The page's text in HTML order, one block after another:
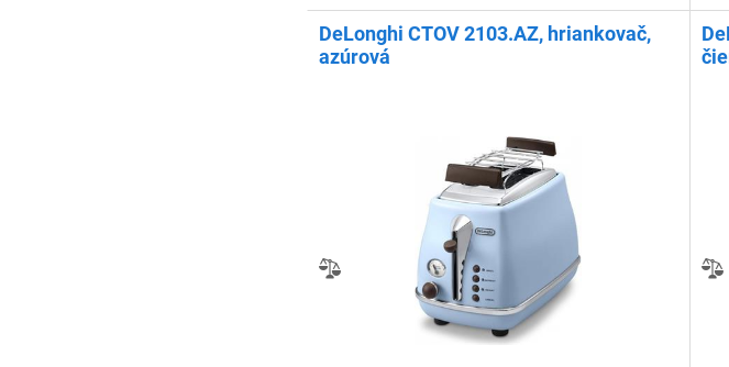
DeLonghi CTOV 2103.AZ, hriankovač,
azúrová